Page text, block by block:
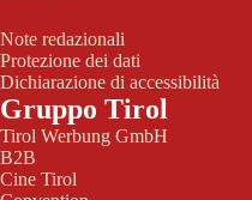
Note redazionali
Protezione dei dati
Dichiarazione di accessibilità
Gruppo Tirol
Tirol Werbung GmbH
B2B
Cine Tirol